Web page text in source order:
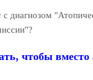
диагнозом
чтобы вместо